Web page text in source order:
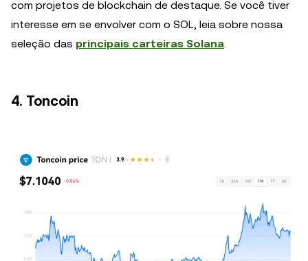
com projetos de blockchain de destaque. Se você tiver
interesse em se envolver com o SOL, leia sobre nossa
seleção das principais carteiras Solana
4. Toncoin